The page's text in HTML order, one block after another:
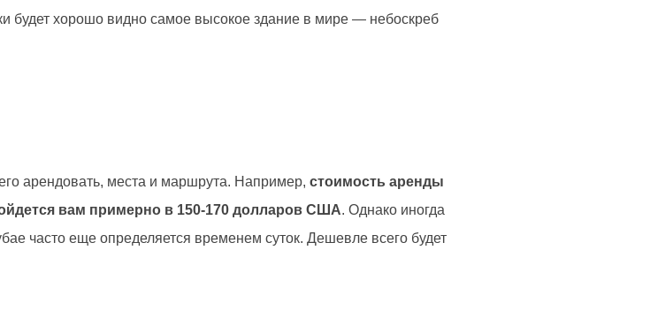
будет хорошо видно самое высокое здание в мире — небоскреб
арендовать, места и маршрута. Например, стоимость аренды
вам примерно в 150-170 долларов США. Однако иногда
часто еще определяется временем суток. Дешевле всего будет